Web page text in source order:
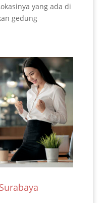
yang ada di
gedung